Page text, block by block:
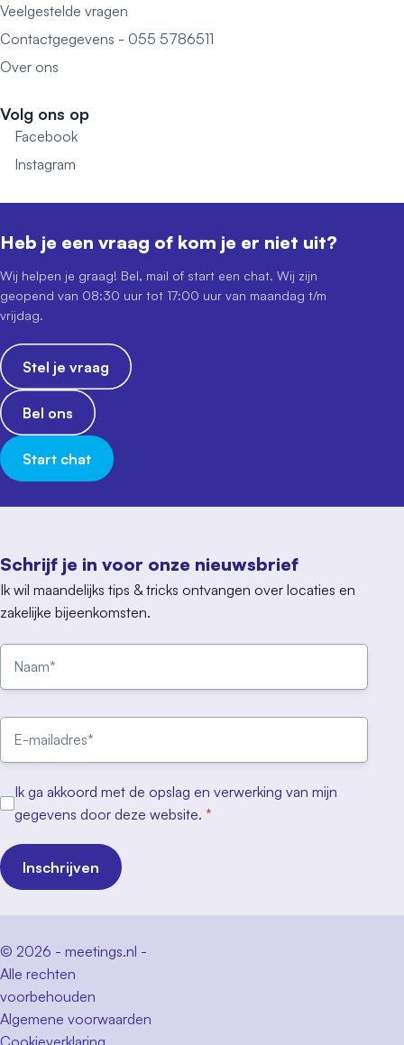
Veelgestelde vragen
Contactgegevens - 055 5786511
Over ons
Volg ons op
Facebook
Instagram
Schrijf je in voor onze nieuwsbrief
Ik wil maandelijks tips & tricks ontvangen over locaties en
zakelijke bijeenkomsten.
Ik ga akkoord met de opslag en verwerking van mijn
gegevens door deze website. *
Inschrijven
Heb je een vraag of kom je er niet uit?
Wij helpen je graag! Bel, mail of start een chat. Wij zijn
geopend van 08:30 uur tot 17:00 uur van maandag t/m
vrijdag.
Stel je vraag
Bel ons
Start chat
© 2026 - meetings.nl -
Alle rechten
voorbehouden
Algemene voorwaarden